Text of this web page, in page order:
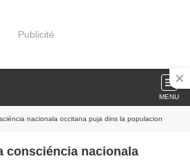
Publicité
MENU
nacionala occitana puja dins la populacion
consciéncia nacionala